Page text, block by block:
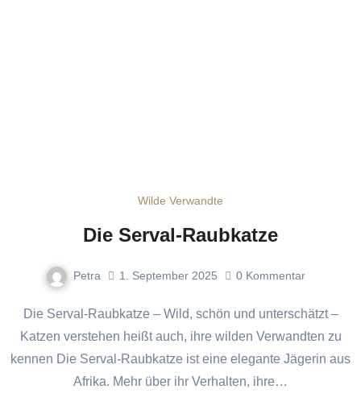
Wilde Verwandte
Die Serval-Raubkatze
Petra 1. September 2025 0 Kommentar
Die Serval-Raubkatze – Wild, schön und unterschätzt –
Katzen verstehen heißt auch, ihre wilden Verwandten zu
kennen Die Serval-Raubkatze ist eine elegante Jägerin aus
Afrika. Mehr über ihr Verhalten, ihre…